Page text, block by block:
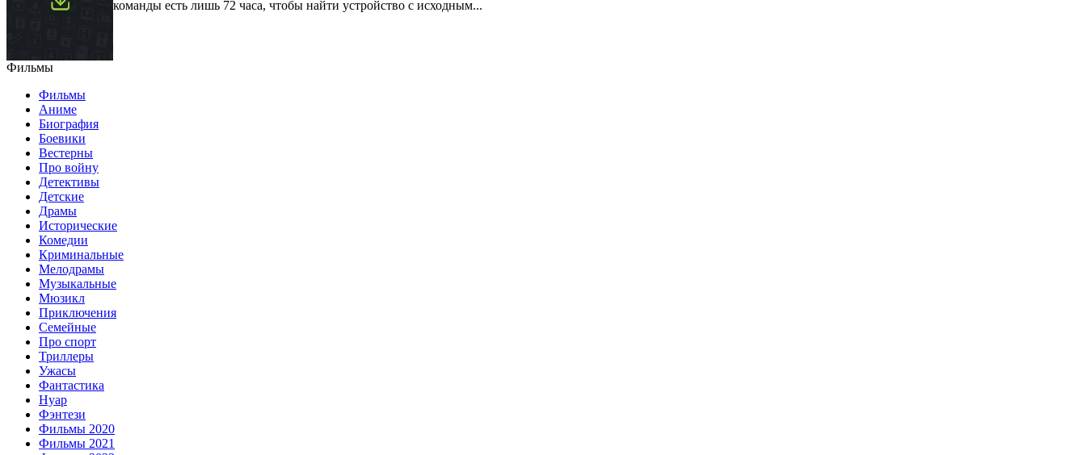
команды есть лишь 72 часа, чтобы найти устройство с исходным...
Фильмы
Фильмы
Аниме
Биография
Боевики
Вестерны
Про войну
Детективы
Детские
Драмы
Исторические
Комедии
Криминальные
Мелодрамы
Музыкальные
Мюзикл
Приключения
Семейные
Про спорт
Триллеры
Ужасы
Фантастика
Нуар
Фэнтези
Фильмы 2020
Фильмы 2021